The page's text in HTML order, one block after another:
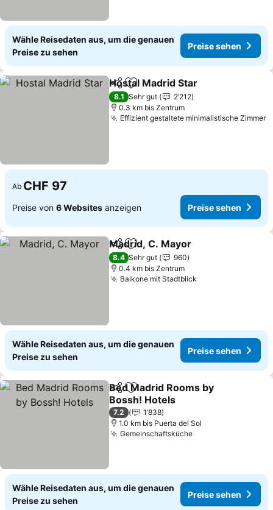
Wähle Reisedaten aus, um die genauen
Preise zu sehen
Preise sehen
TeilenZu Favoriten hinzufügen
Hostal Madrid Star
8.1 Sehr gut
2’212
0.3 km bis Zentrum
Effizient gestaltete minimalistische Zimmer
Ab CHF 97
Preise von 6 Websites anzeigen Preise sehen
TeilenZu Favoriten hinzufügen
Madrid, C. Mayor
8.4 Sehr gut
960
0.4 km bis Zentrum
Balkone mit Stadtblick
Wähle Reisedaten aus, um die genauen
Preise zu sehen
Preise sehen
TeilenZu Favoriten hinzufügen
Bed Madrid Rooms by
Bossh! Hotels
7.2
1’838
1.0 km bis Puerta del Sol
Gemeinschaftsküche
Wähle Reisedaten aus, um die genauen
Preise zu sehen
Preise sehen